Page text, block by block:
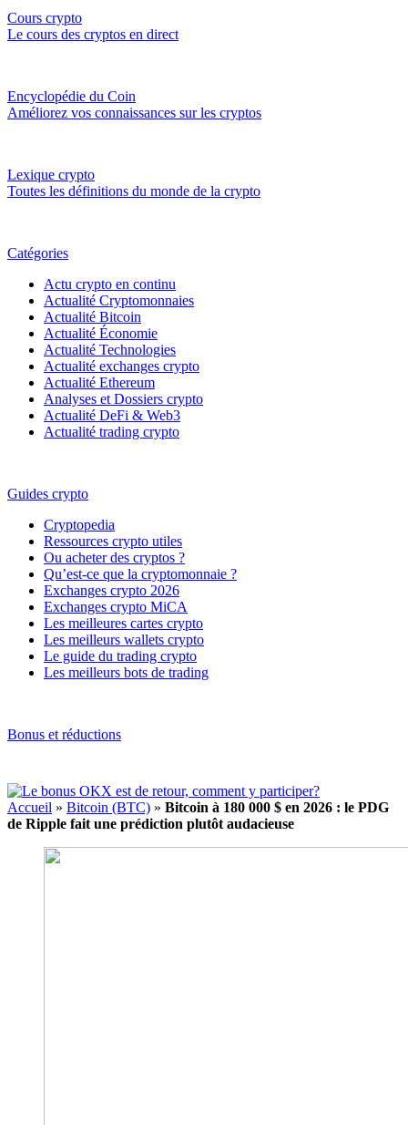
Cours crypto
Le cours des cryptos en direct
Encyclopédie du Coin
Améliorez vos connaissances sur les cryptos
Lexique crypto
Toutes les définitions du monde de la crypto
Catégories
Actu crypto en continu
Actualité Cryptomonnaies
Actualité Bitcoin
Actualité Économie
Actualité Technologies
Actualité exchanges crypto
Actualité Ethereum
Analyses et Dossiers crypto
Actualité DeFi & Web3
Actualité trading crypto
Guides crypto
Cryptopedia
Ressources crypto utiles
Ou acheter des cryptos ?
Qu’est-ce que la cryptomonnaie ?
Exchanges crypto 2026
Exchanges crypto MiCA
Les meilleures cartes crypto
Les meilleurs wallets crypto
Le guide du trading crypto
Les meilleurs bots de trading
Bonus et réductions
Accueil » Bitcoin (BTC) » Bitcoin à 180 000 $ en 2026 : le PDG
de Ripple fait une prédiction plutôt audacieuse